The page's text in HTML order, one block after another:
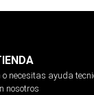
necesitas ayuda
nosotros